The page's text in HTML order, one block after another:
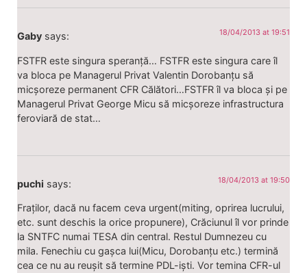
Gaby says: 18/04/2013 at 19:51
FSTFR este singura speranță… FSTFR este singura care îl
va bloca pe Managerul Privat Valentin Dorobanțu să
micșoreze permanent CFR Călători…FSTFR îl va bloca și pe
Managerul Privat George Micu să micșoreze infrastructura
feroviară de stat…
puchi says: 18/04/2013 at 19:50
Fraților, dacă nu facem ceva urgent(miting, oprirea lucrului,
etc. sunt deschis la orice propunere), Crăciunul îl vor prinde
la SNTFC numai TESA din central. Restul Dumnezeu cu
mila. Fenechiu cu gașca lui(Micu, Dorobanțu etc.) termină
cea ce nu au reușit să termine PDL-iști. Vor temina CFR-ul